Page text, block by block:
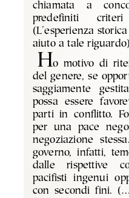
chiamata a
predefiniti
(L’esperienza
aiuto a tale
Ho motivo di
del genere, se
saggiamente
possa essere
parti in conflitto.
per una pace
negoziazione
governo, infatti,
dalle rispettive
pacifisti ingenui
con secondi fini.